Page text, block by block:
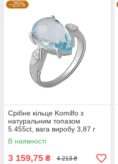
–25%
Срібне кільце Komilfo з
натуральним топазом
5.455ct, вага виробу 3,87 г
(2042662) 17.5 розмір
В наявності
3 159,75 ₴ 4 213 ₴